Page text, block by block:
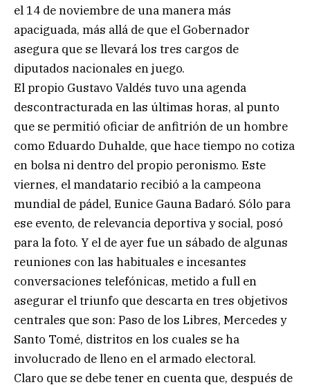
el 14 de noviembre de una manera más
apaciguada, más allá de que el Gobernador
asegura que se llevará los tres cargos de
diputados nacionales en juego.
El propio Gustavo Valdés tuvo una agenda
descontracturada en las últimas horas, al punto
que se permitió oficiar de anfitrión de un hombre
como Eduardo Duhalde, que hace tiempo no cotiza
en bolsa ni dentro del propio peronismo. Este
viernes, el mandatario recibió a la campeona
mundial de pádel, Eunice Gauna Badaró. Sólo para
ese evento, de relevancia deportiva y social, posó
para la foto. Y el de ayer fue un sábado de algunas
reuniones con las habituales e incesantes
conversaciones telefónicas, metido a full en
asegurar el triunfo que descarta en tres objetivos
centrales que son: Paso de los Libres, Mercedes y
Santo Tomé, distritos en los cuales se ha
involucrado de lleno en el armado electoral.
Claro que se debe tener en cuenta que, después de